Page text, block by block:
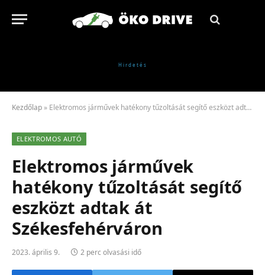
Kezdőlap » Elektromos járművek hatékony tűzoltását segítő eszközt adtak át Székesfehérváron
ELEKTROMOS AUTÓ
Elektromos járművek
hatékony tűzoltását segítő
eszközt adtak át
Székesfehérváron
2023. április 9. 2 perc olvasási idő